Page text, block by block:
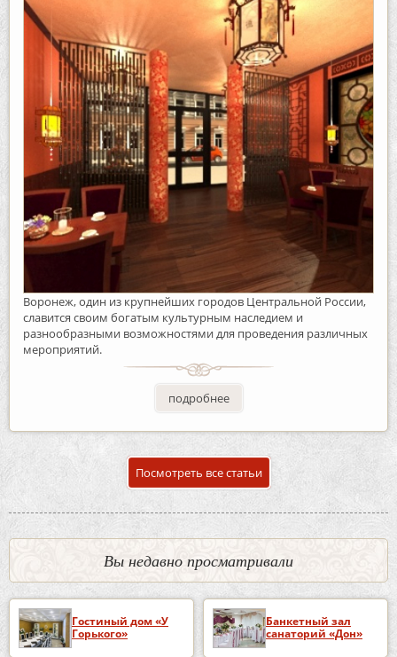
Воронеж, один из крупнейших городов Центральной России,
славится своим богатым культурным наследием и
разнообразными возможностями для проведения различных
мероприятий.
подробнее
Посмотреть все статьи
Вы недавно просматривали
Гостиный дом «У
Горького»
Банкетный зал
санаторий «Дон»